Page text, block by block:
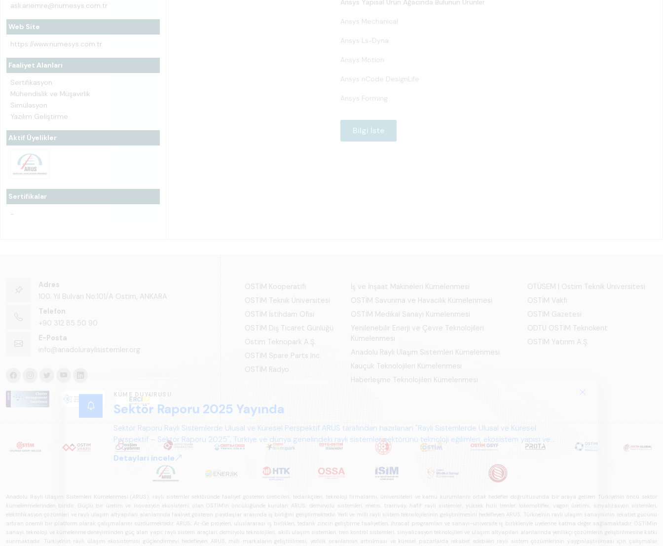
asli.ariemre@numesys.com.tr
Web Site
https://www.numesys.com.tr
Faaliyet Alanları
Sertifikasyon
Mühendislik ve Müşavirlik
Simülasyon
Yazılım Geliştirme
Aktif Üyelikler
Sertifikalar
-
Ansys Yapısal Ürün Ağacında Bulunun Ürünler
Ansys Mechanical
Ansys Ls-Dyna
Ansys Motion
Ansys nCode DesignLife
Ansys Forming
Bilgi İste
KÜME DUYURUSU
Sektör Raporu 2025 Yayında
Sektör Raporu Raylı Sistemlerde Ulusal ve Küresel Perspektif ARUS tarafından hazırlanan "Raylı Sistemlerde Ulusal ve Küresel
Perspektif – Sektör Raporu 2025", Türkiye ve dünya genelindeki raylı sistemler sektörünü teknoloji eğilimleri, ekosistem yapısı ve
gelecek perspektifi açısından kapsamlı biçimde ele alan bir referans çalışmasıdır.
Detayları incele
Adres
100. Yıl Bulvarı No:101/A Ostim, ANKARA
Telefon
+90 312 85 50 90
E-Posta
info@anadoluraylisistemler.org
OSTİM Kooperatifi
OSTİM Teknik Üniversitesi
OSTİM İstihdam Ofisi
OSTİM Dış Ticaret Günlüğü
Ostim Teknopark A.Ş.
OSTİM Spare Parts Inc.
OSTİM Radyo
İş ve İnşaat Makineleri Kümelenmesi
OSTİM Savunma ve Havacılık Kümelenmesi
OSTİM Medikal Sanayi Kümelenmesi
Yenilenebilir Enerji ve Çevre Teknolojileri
Kümelenmesi
Anadolu Raylı Ulaşım Sistemleri Kümelenmesi
Kauçuk Teknolojileri Kümelenmesi
Haberleşme Teknolojileri Kümelenmesi
OTÜSEM | Ostim Teknik Üniversitesi
OSTİM Vakfı
OSTİM Gazetesi
ODTÜ OSTİM Teknokent
OSTİM Yatırım A.Ş.
Anadolu Raylı Ulaşım Sistemleri Kümelenmesi (ARUS), raylı sistemler sektöründe faaliyet gösteren üreticileri, tedarikçileri, teknoloji firmalarını, üniversiteleri ve kamu kurumlarını ortak hedefler doğrultusunda bir araya getiren Türkiye'nin öncü sektör
kümelenmelerinden biridir. Güçlü bir üretim ve inovasyon ekosistemi olan OSTİM'in öncülüğünde kurulan ARUS; demiryolu sistemleri, metro, tramvay, hafif raylı sistemler, yüksek hızlı trenler, lokomotifler, vagon üretimi, sinyalizasyon sistemleri,
elektrifikasyon çözümleri ve raylı ulaşım altyapıları alanlarında faaliyet gösteren paydaşlar arasında iş birliğini geliştirmektedir. Yerli ve milli raylı sistem teknolojilerinin geliştirilmesini hedefleyen ARUS, Türkiye'nin raylı ulaşım sanayisinin rekabet gücünü
artıran önemli bir platform olarak çalışmalarını sürdürmektedir. ARUS; Ar-Ge projeleri, uluslararası iş birlikleri, tedarik zinciri geliştirme faaliyetleri, ihracat programları ve sanayi-üniversite iş birlikleriyle üyelerine katma değer sağlamaktadır. OSTİM'in
sanayi, teknoloji ve kümelenme deneyiminden güç alan yapı; raylı sistem araçları, demiryolu teknolojileri, akıllı ulaşım sistemleri, tren kontrol sistemleri, sinyalizasyon teknolojileri ve ulaşım altyapıları alanlarında yenilikçi çözümlerin geliştirilmesine katkı
sunmaktadır. Türkiye'nin raylı ulaşım ekosistemini güçlendirmeyi hedefleyen ARUS, milli markaların geliştirilmesi, yerlilik oranlarının artırılması ve küresel pazarlarda rekabet edebilen raylı sistem çözümlerinin yaygınlaştırılması için çalışmalar